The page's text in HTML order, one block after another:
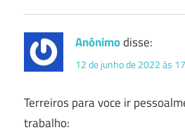
Anônimodisse:
12 de junho de 2022 às
Terreiros para voce ir
trabalho: